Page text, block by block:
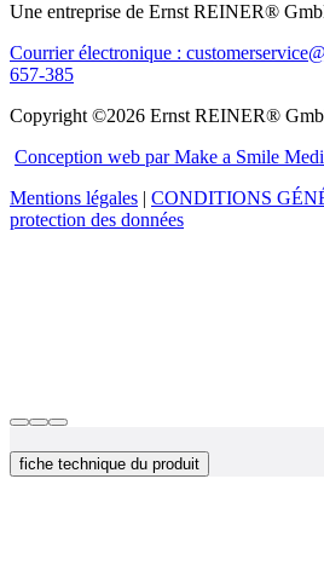
Une entreprise de Ernst REINER®
Courrier électronique :
657-385
Copyright ©2026 Ernst REINER®
Conception web par Make a Smile
Mentions légales | CONDITIONS
protection des données
fiche technique du produit